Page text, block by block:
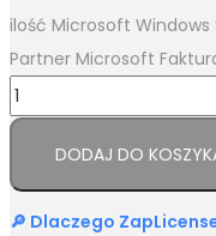
ilość Microsoft
Partner Microsoft
DODAJ DO
🔎 Dlaczego